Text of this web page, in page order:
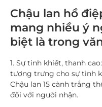
Chậu lan hồ
mang nhiều ý
biệt là trong
1. Sự tinh khiết, thanh cao:
tượng trưng cho sự tinh
Chậu lan 15 cành trắng
đối với người nhận.